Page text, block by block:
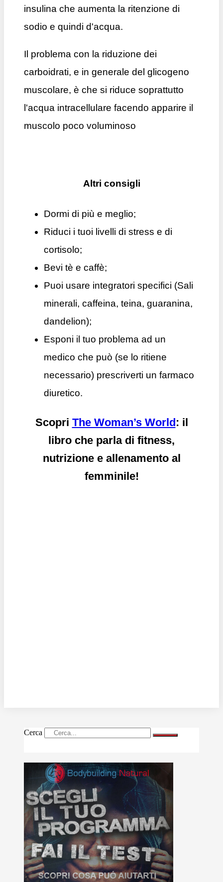
insulina che aumenta la ritenzione di
sodio e quindi d'acqua.
Il problema con la riduzione dei
carboidrati, e in generale del glicogeno
muscolare, è che si riduce soprattutto
l'acqua intracellulare facendo apparire il
muscolo poco voluminoso
Altri consigli
Dormi di più e meglio;
Riduci i tuoi livelli di stress e di
cortisolo;
Bevi tè e caffè;
Puoi usare integratori specifici (Sali
minerali, caffeina, teina, guaranina,
dandelion);
Esponi il tuo problema ad un
medico che può (se lo ritiene
necessario) prescriverti un farmaco
diuretico.
Scopri The Woman’s World: il
libro che parla di fitness,
nutrizione e allenamento al
femminile!
Cerca